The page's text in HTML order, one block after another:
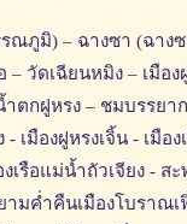
รณภูมิ) – ฉางซา (ฉางซ
– วัดเฉียนหมิง – เมือง
ำตกฝูหรง – ชมบรรย
เมืองฝูหรงเจิ้น - เมือง
เรือแม่น้ำถัวเจียง - ส
มค่ำคืนเมืองโบราณเ